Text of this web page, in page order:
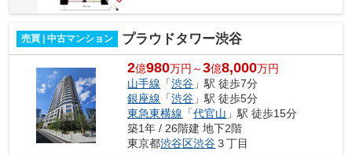
売買 | 中古マンション プラウドタワー渋谷
2億980万円～3億8,000万円
山手線 「渋谷 」駅 徒歩7分
銀座線 「渋谷 」駅 徒歩5分
東急東横線 「代官山 」駅 徒歩15分
築1年 / 26階建 地下2階
東京都渋谷区渋谷３丁目